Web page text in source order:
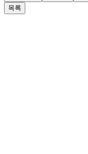
목록